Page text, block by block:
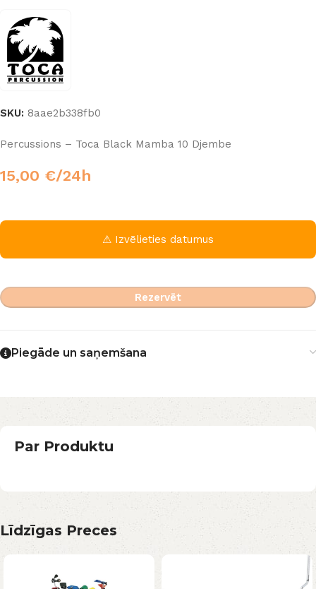
SKU: 8aae2b338fb0
Percussions – Toca Black Mamba 10 Djembe
15,00 €/24h
⚠ Izvēlieties datumus
Rezervēt
Piegāde un saņemšana
Par Produktu
Līdzīgas Preces